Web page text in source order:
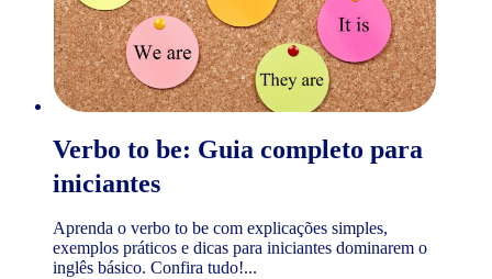
Verbo to be: Guia completo para
iniciantes
Aprenda o verbo to be com explicações simples,
exemplos práticos e dicas para iniciantes dominarem o
inglês básico. Confira tudo!...